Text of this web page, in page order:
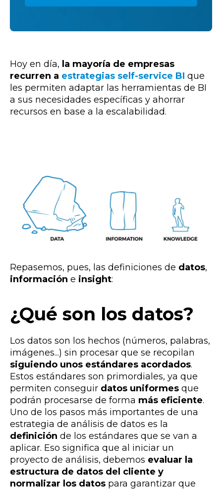
Hoy en día, la mayoría de empresas
recurren a estrategias self-service BI que
les permiten adaptar las herramientas de BI
a sus necesidades específicas y ahorrar
recursos en base a la escalabilidad.
Repasemos, pues, las definiciones de datos,
información e insight:
¿Qué son los datos?
Los datos son los hechos (números, palabras,
imágenes...) sin procesar que se recopilan
siguiendo unos estándares acordados.
Estos estándares son primordiales, ya que
permiten conseguir datos uniformes que
podrán procesarse de forma más eficiente.
Uno de los pasos más importantes de una
estrategia de análisis de datos es la
definición de los estándares que se van a
aplicar. Eso significa que al iniciar un
proyecto de análisis, debemos evaluar la
estructura de datos del cliente y
normalizar los datos para garantizar que